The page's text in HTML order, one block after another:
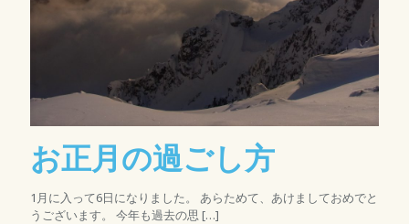
お正月の過ごし方
1月に入って6日になりました。 あらためて、あけましておめでと
うございます。 今年も過去の思 […]